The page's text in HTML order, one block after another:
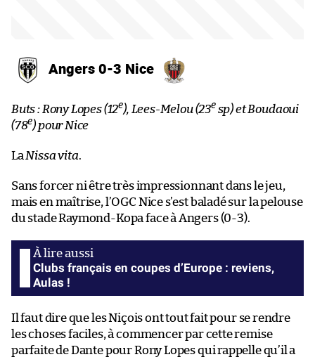
Angers 0-3 Nice
Buts : Rony Lopes (12e), Lees-Melou (23esp) et Boudaoui
(78e) pour Nice
La Nissa vita.
Sans forcer ni être très impressionnant dans le jeu,
mais en maîtrise, l’OGC Nice s’est baladé sur la pelouse
du stade Raymond-Kopa face à Angers (0-3).
Clubs français en coupes d’Europe : reviens,
Aulas !
Il faut dire que les Niçois ont tout fait pour se rendre
les choses faciles, à commencer par cette remise
parfaite de Dante pour Rony Lopes qui rappelle qu’il a